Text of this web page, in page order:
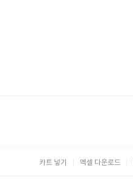
카트 넣기 엑셀 다운로드